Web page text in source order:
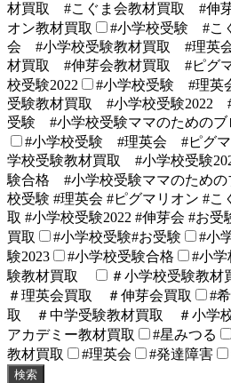
材買取 #こぐま会教材買取 #伸
オン教材買取
#小学校受験 #
会 #小学校受験教材買取 #理英
材買取 #伸芽会教材買取 #ピグ
校受験2022
#小学校受験 #理
受験教材買取 #小学校受験
受験 #小学校受験ママのための
#小学校受験 #理英会 #ピグ
学校受験教材買取 #小学校受験
験合格 #小学校受験ママのため
校受験 #理英会 #ピグマリオン #こ
取 #小学校受験2022 #伸芽会 #お
買取
#小学校受験#お受験 #小
験2023
#小学校受験合格 #小
験教材買取
＃小学校受験教
＃理英会買取 ＃伸芽会買取
#
取 ＃中学受験教材買取 ＃小学
アカデミー教材買取
#星みつる
教材買取
#理英会 #発達障害
検索